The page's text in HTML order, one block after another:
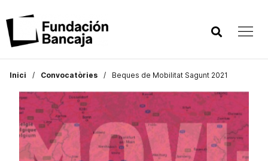
Inici Convocatòries Beques de Mobilitat Sagunt 2021